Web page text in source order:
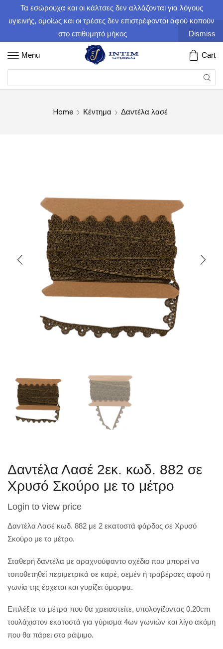
Τα εσώρουχα και οι κάλτσες δεν αλλάζονται για λόγους
υγιεινής, ομοίως και οι τρέσες δεν επιστρέφονται αφού κοπούν
στο επιθυμητό μήκος
Dismiss
Menu Cart
Home Κέντημα Δαντέλα λασέ
Δαντέλα Λασέ 2εκ. κωδ. 882 σε
Χρυσό Σκούρο με το μέτρο
Login to view price
Δαντέλα Λασέ κωδ. 882 με 2 εκατοστά φάρδος σε Χρυσό
Σκούρο με το μέτρο.
Σταθερή δαντέλα με αραχνούφαντο σχέδιο που μπορεί να
τοποθετηθεί περιμετρικά σε καρέ, σεμέν ή τραβέρσες αφού η
γωνία της έρχεται και γυρίζει όμορφα.
Επιλέξτε τα μέτρα που θα χρειαστείτε, υπολογίζοντας 0.20cm
τουλάχιστον εκατοστά για γύρισμα 4ων γωνιών και λίγο ακόμη
που θα πάρει στο ράψιμο.